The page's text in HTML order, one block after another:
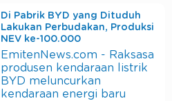
Di Pabrik BYD yang Dituduh
Lakukan Perbudakan, Produksi
NEV ke-100.000
EmitenNews.com - Raksasa
produsen kendaraan listrik
BYD meluncurkan
kendaraan energi baru